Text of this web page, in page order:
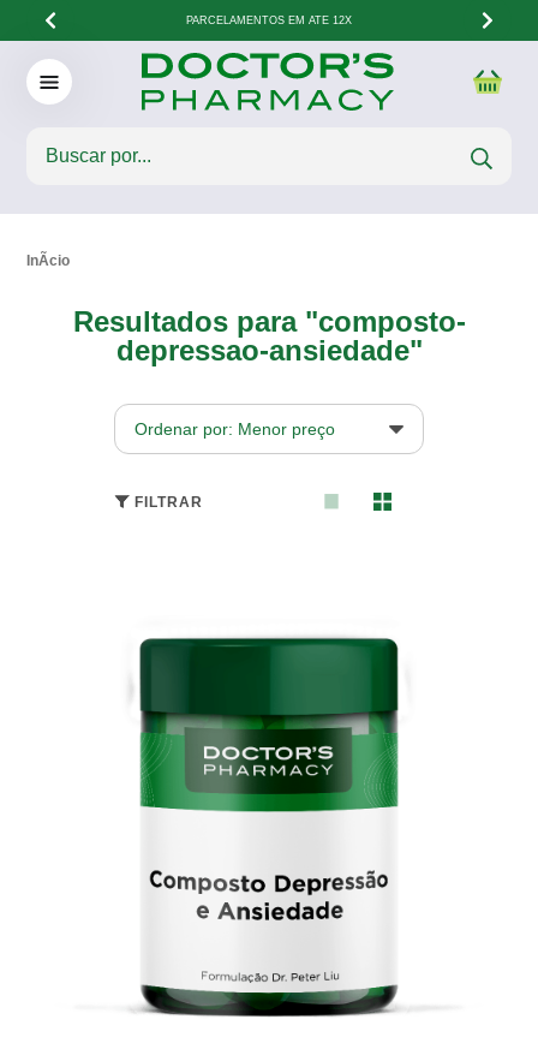
PARCELAMENTOS EM ATÉ 12X
Resultados para "composto-
depressao-ansiedade"
Ordenar por: Menor preço
FILTRAR